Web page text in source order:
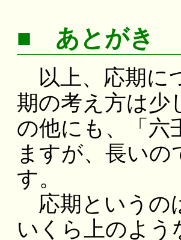
■ あとがき
以上、応期に
期の考え方は少
の他にも、「六
ますが、長い
す。
応期というの
いくら上のよう